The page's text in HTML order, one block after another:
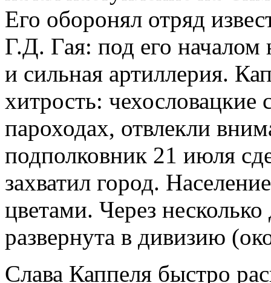
Его оборонял отряд
Г.Д. Гая: под его началом
и сильная артиллерия.
хитрость:
пароходах, отвлекли
подполковник 21 июля
захватил город.
цветами. Через
развернута в дивизию
Слава Каппеля быстро